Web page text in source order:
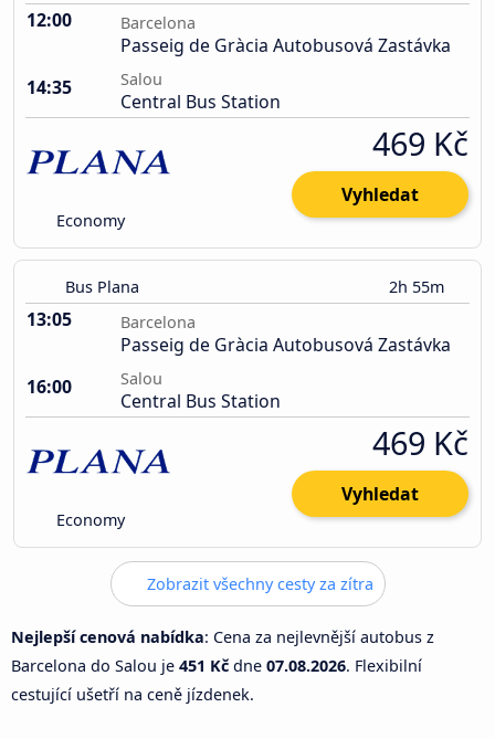
12:00 Barcelona
Passeig de Gràcia Autobusová Zastávka
14:35
Salou
Central Bus Station
Economy
469 Kč
Vyhledat
Bus Plana 2h 55m
13:05 Barcelona
Passeig de Gràcia Autobusová Zastávka
16:00
Salou
Central Bus Station
Economy
469 Kč
Vyhledat
Zobrazit všechny cesty za zítra
Nejlepší cenová nabídka: Cena za nejlevnější autobus z
Barcelona do Salou je 451 Kč dne 07.08.2026. Flexibilní
cestující ušetří na ceně jízdenek.